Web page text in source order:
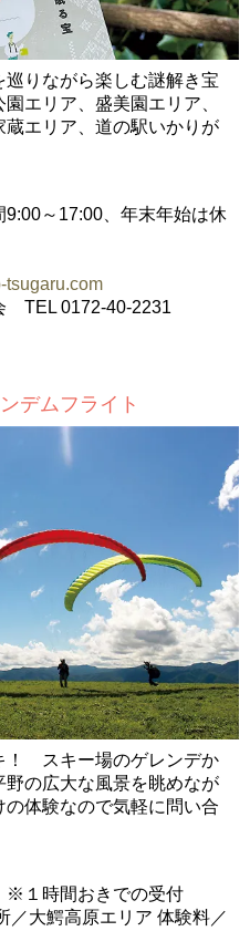
りながら楽しむ謎解き宝
エリア、盛美園エリア、
エリア、道の駅いかりが
～17:00、年末年始は休
tsugaru.com
TEL 0172-40-2231
デムフライト
！ スキー場のゲレンデか
の広大な風景を眺めなが
体験なので気軽に問い合
１時間おきでの受付
／大鰐高原エリア 体験料／